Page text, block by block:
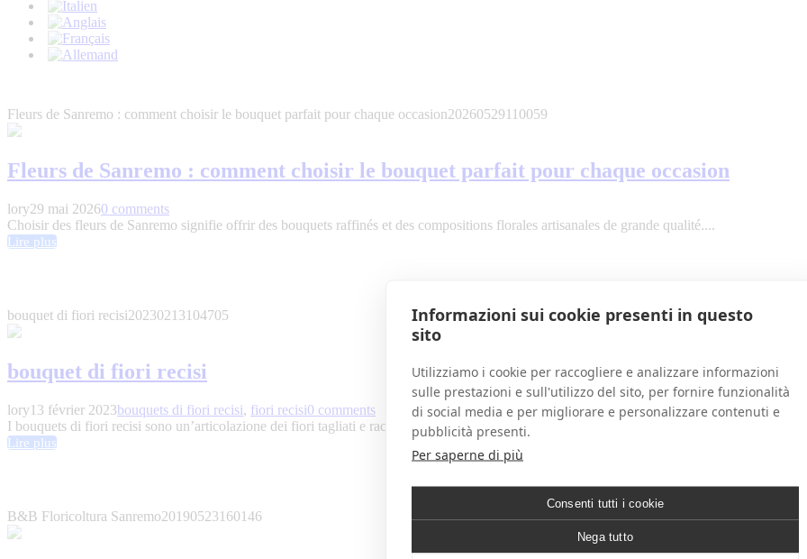
Fleurs de Sanremo : comment choisir le bouquet parfait pour chaque occasion20260529110059
Fleurs de Sanremo : comment choisir le bouquet parfait pour chaque occasion
lory29 mai 20260 comments
Choisir des fleurs de Sanremo signifie offrir des bouquets raffinés et des compositions florales artisanales de grande qualité....
Lire plus
bouquet di fiori recisi20230213104705
bouquet di fiori recisi
lory13 février 2023bouquets di fiori recisi, fiori recisi0 comments
I bouquets di fiori recisi sono un’articolazione dei fiori tagliati e raccolti insieme per creare un insieme estetico e armonioso....
Lire plus
B&B Floricoltura Sanremo20190523160146
Informazioni sui cookie presenti in questo
sito
Utilizziamo i cookie per raccogliere e analizzare informazioni
sulle prestazioni e sull'utilizzo del sito, per fornire funzionalità
di social media e per migliorare e personalizzare contenuti e
pubblicità presenti.
Per saperne di più
Consenti tutti i cookie
Nega tutto